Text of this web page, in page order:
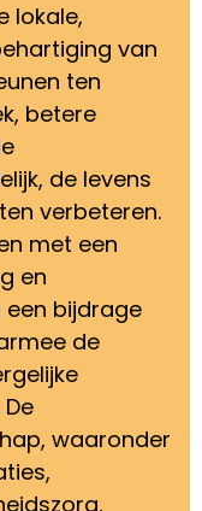
lokale,
van
ten
betere
de levens
verbeteren.
met een
en
een bijdrage
de
waaronder